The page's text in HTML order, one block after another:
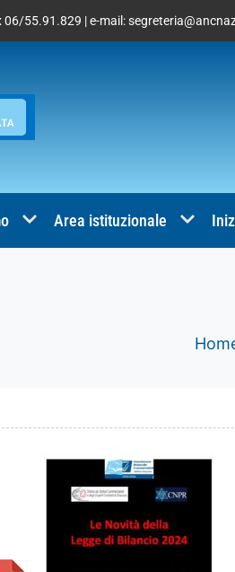
06/55.91.829 | e-mail:
Area istituzionale